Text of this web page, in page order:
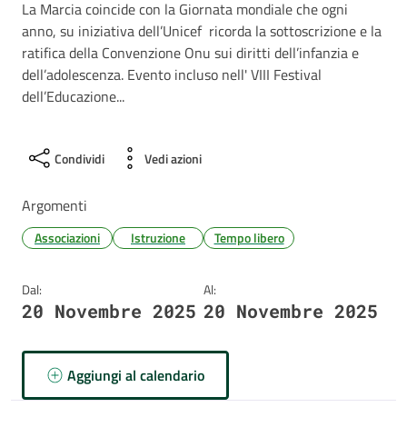
La Marcia coincide con la Giornata mondiale che ogni
anno, su iniziativa dell’Unicef ricorda la sottoscrizione e la
ratifica della Convenzione Onu sui diritti dell’infanzia e
dell’adolescenza. Evento incluso nell' VIII Festival
dell’Educazione...
Condividi Vedi azioni
Argomenti
Associazioni Istruzione Tempo libero
Dal:
20 Novembre 2025
Al:
20 Novembre 2025
Aggiungi al calendario